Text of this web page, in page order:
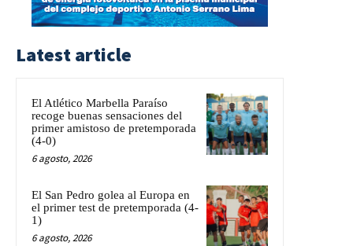
Latest article
El Atlético Marbella Paraíso
recoge buenas sensaciones del
primer amistoso de pretemporada
(4-0)
6 agosto, 2026
El San Pedro golea al Europa en
el primer test de pretemporada (4-
1)
6 agosto, 2026